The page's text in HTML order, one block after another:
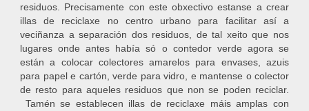
residuos. Precisamente con este obxectivo estanse a crear
illas de reciclaxe no centro urbano para facilitar así a
veciñanza a separación dos residuos, de tal xeito que nos
lugares onde antes había só o contedor verde agora se
están a colocar colectores amarelos para envases, azuis
para papel e cartón, verde para vidro, e mantense o colector
de resto para aqueles residuos que non se poden reciclar.
Tamén se establecen illas de reciclaxe máis amplas con